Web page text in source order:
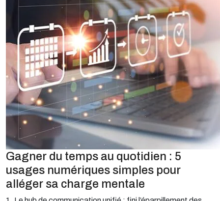
Gagner du temps au quotidien : 5
usages numériques simples pour
alléger sa charge mentale
1. Le hub de communication unifié : fini l’éparpillement des
infos internes Selon une étude de RingCentral, les salariés